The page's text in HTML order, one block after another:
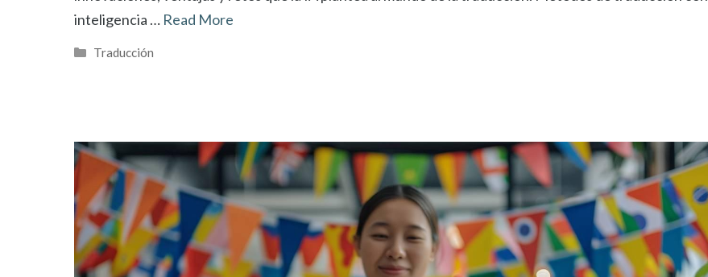
inteligencia … Read More
Categorías
Traducción